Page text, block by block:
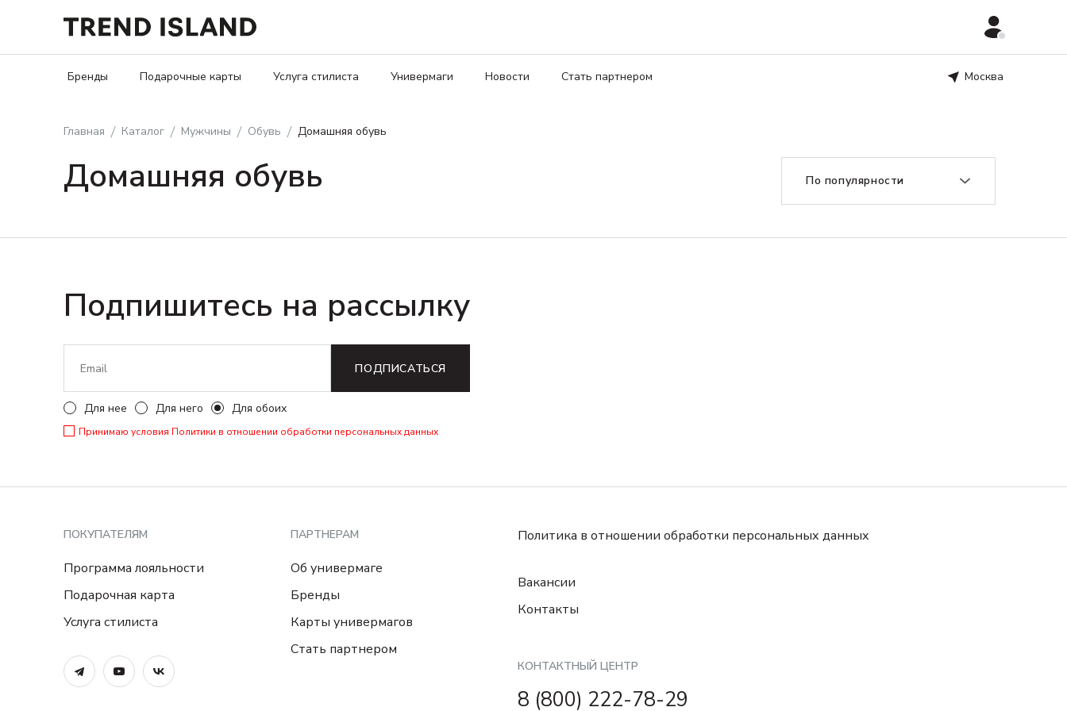
Бренды Подарочные карты Услуга стилиста Универмаги Новости Стать партнером Москва
Главная Каталог Мужчины Обувь Домашняя обувь
Домашняя обувь По популярности
Подпишитесь на рассылку
ПОДПИСАТЬСЯ
Для нее Для него Для обоих
Принимаю условия Политики в отношении обработки персональных данных
ПОКУПАТЕЛЯМ
Программа лояльности
Подарочная карта
Услуга стилиста
ПАРТНЕРАМ
Об универмаге
Бренды
Карты универмагов
Стать партнером
Политика в отношении обработки персональных данных
Вакансии
Контакты
КОНТАКТНЫЙ ЦЕНТР
8 (800) 222-78-29